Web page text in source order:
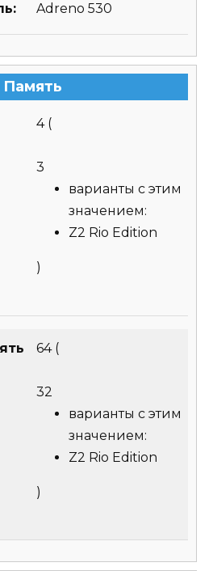
Adreno 530
Память
4(
3
варианты с этим
значением:
Z2 Rio Edition
)
64(
32
варианты с этим
значением:
Z2 Rio Edition
)